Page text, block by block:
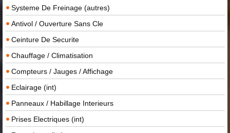
Systeme De Freinage (autres)
Antivol / Ouverture Sans Cle
Ceinture De Securite
Chauffage / Climatisation
Compteurs / Jauges / Affichage
Eclairage (int)
Panneaux / Habillage Interieurs
Prises Electriques (int)